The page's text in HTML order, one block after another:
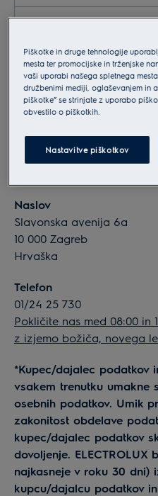
Informacije o pralnih in
Podatki o podjetju
Naslov
Slavonska avenija 6a
10 000 Zagreb
Hrvaška
Telefon
01/24 25 730
Pokličite nas med 08:00 in
z izjemo božiča, novega
*Kupec/dajalec podatkov
vsakem trenutku umakne
osebnih podatkov. Umik
zakonitost obdelave
kupec/dajalec podatkov
dovoljenje. ELECTROLUX
najkasneje v roku 30 dni)
kupcu/dajalcu podatkov
Piškotke in druge tehnologije
mesta ter promocijske in trženjske
vaši uporabi našega spletnega
družbenimi mediji, oglaševanjem in
piškotke” se strinjate z uporabo
obvestilo o piškotkih.
Nastavitve piškotkov